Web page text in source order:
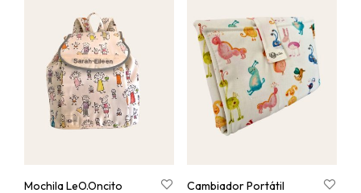
Mochila LeO.Oncito
Cambiador Portátil